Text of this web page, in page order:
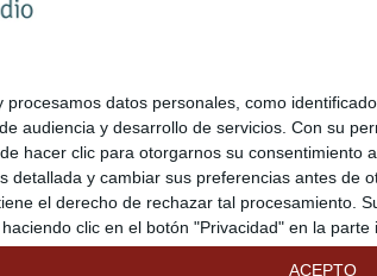
datos personales, como
audiencia y desarrollo de servicios. Con su
hacer clic para otorgarnos su consentimiento
y cambiar sus preferencias antes de
el derecho de rechazar tal procesamiento.
clic en el botón "Privacidad" en la parte
ACEPTO